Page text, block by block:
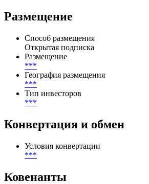
Размещение
Способ размещения
Открытая подписка
Размещение
***
География размещения
***
Тип инвесторов
***
Конвертация и обмен
Условия конвертации
***
Ковенанты